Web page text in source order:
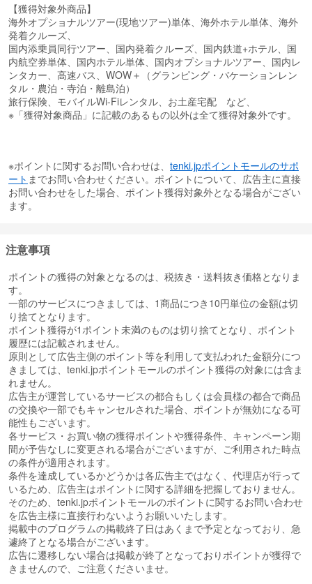
【獲得対象外商品】
海外オプショナルツアー(現地ツアー)単体、海外ホテル単体、海外
発着クルーズ、
国内添乗員同行ツアー、国内発着クルーズ、国内鉄道+ホテル、国
内航空券単体、国内ホテル単体、国内オプショナルツアー、国内レ
ンタカー、高速バス、WOW＋（グランピング・バケーションレン
タル・農泊・寺泊・離島泊）
旅行保険、モバイルWi-Fiレンタル、お土産宅配 など、
※「獲得対象商品」に記載のあるもの以外は全て獲得対象外です。
※ポイントに関するお問い合わせは、 tenki.jpポイントモールのサポ
ート までお問い合わせください。ポイントについて、広告主に直接
お問い合わせをした場合、ポイント獲得対象外となる場合がござい
ます。
注意事項
ポイントの獲得の対象となるのは、税抜き・送料抜き価格となりま
す。
一部のサービスにつきましては、1商品につき10円単位の金額は切
り捨てとなります。
ポイント獲得が1ポイント未満のものは切り捨てとなり、ポイント
履歴には記載されません。
原則として広告主側のポイント等を利用して支払われた金額分につ
きましては、tenki.jpポイントモールのポイント獲得の対象には含ま
れません。
広告主が運営しているサービスの都合もしくは会員様の都合で商品
の交換や一部でもキャンセルされた場合、ポイントが無効になる可
能性もございます。
各サービス・お買い物の獲得ポイントや獲得条件、キャンペーン期
間が予告なしに変更される場合がございますが、ご利用された時点
の条件が適用されます。
条件を達成しているかどうかは各広告主ではなく、代理店が行って
いるため、広告主はポイントに関する詳細を把握しておりません。
そのため、tenki.jpポイントモールのポイントに関するお問い合わせ
を広告主様に直接行わないようお願いいたします。
掲載中のプログラムの掲載終了日はあくまで予定となっており、急
遽終了となる場合がございます。
広告に遷移しない場合は掲載が終了となっておりポイントが獲得で
きませんので、ご注意くださいませ。